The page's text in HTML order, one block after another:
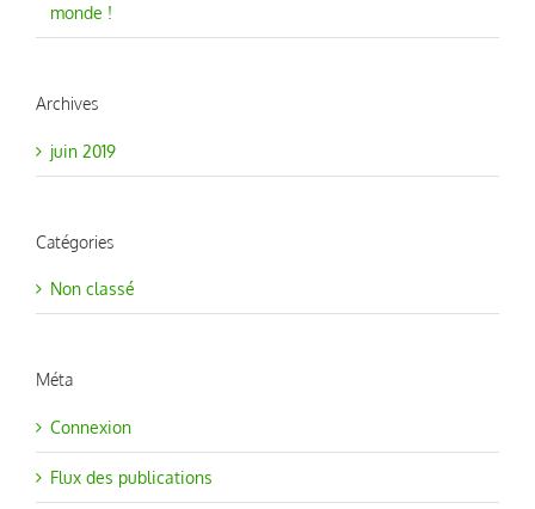
monde !
Archives
juin 2019
Catégories
Non classé
Méta
Connexion
Flux des publications